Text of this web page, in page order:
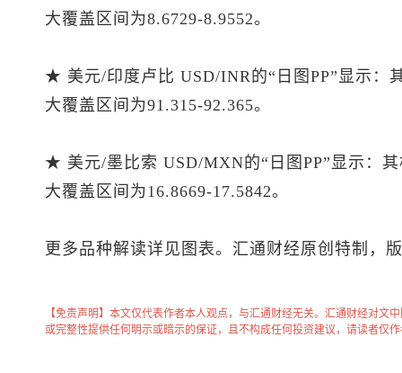
大覆盖区间为8.6729-8.9552。
★ 美元/印度卢比 USD/INR的“日图PP”显示：
大覆盖区间为91.315-92.365。
★ 美元/墨比索 USD/MXN的“日图PP”显示：
大覆盖区间为16.8669-17.5842。
更多品种解读详见图表。汇通财经原创特制，
【免责声明】本文仅代表作者本人观点，与汇通财经无关。汇通财经对文
或完整性提供任何明示或暗示的保证，且不构成任何投资建议，请读者仅